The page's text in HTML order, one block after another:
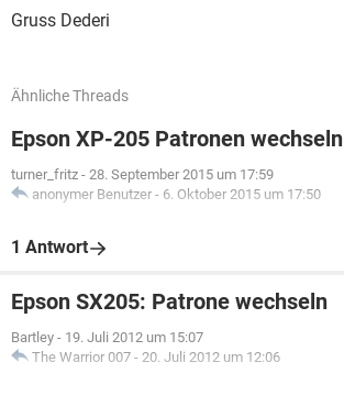
Gruss Dederi
Ähnliche Threads
Epson XP-205 Patronen wechseln
turner_fritz - 28. September 2015 um 17:59
anonymer Benutzer - 6. Oktober 2015 um 17:50
1 Antwort
Epson SX205: Patrone wechseln
Bartley - 19. Juli 2012 um 15:07
The Warrior 007 - 20. Juli 2012 um 12:06